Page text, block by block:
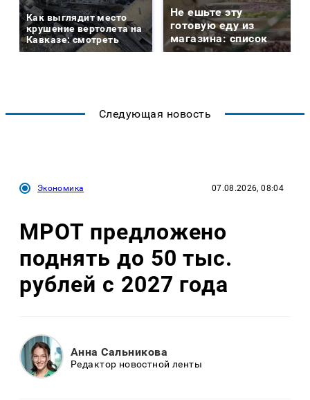
Как выглядит место
крушение вертолета на
Кавказе: смотреть
Не ешьте эту
готовую еду из
магазина: список
Следующая новость
Экономика 07.08.2026, 08:04
МРОТ предложено
поднять до 50 тыс.
рублей с 2027 года
Анна Сальникова
Редактор новостной ленты